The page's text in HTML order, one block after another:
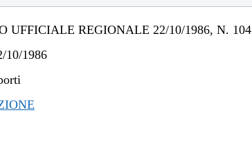
UFFICIALE REGIONALE 22/10/1986, N. 104
10/1986